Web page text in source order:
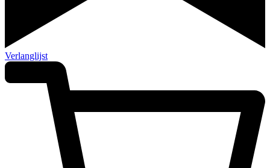
Verlanglijst